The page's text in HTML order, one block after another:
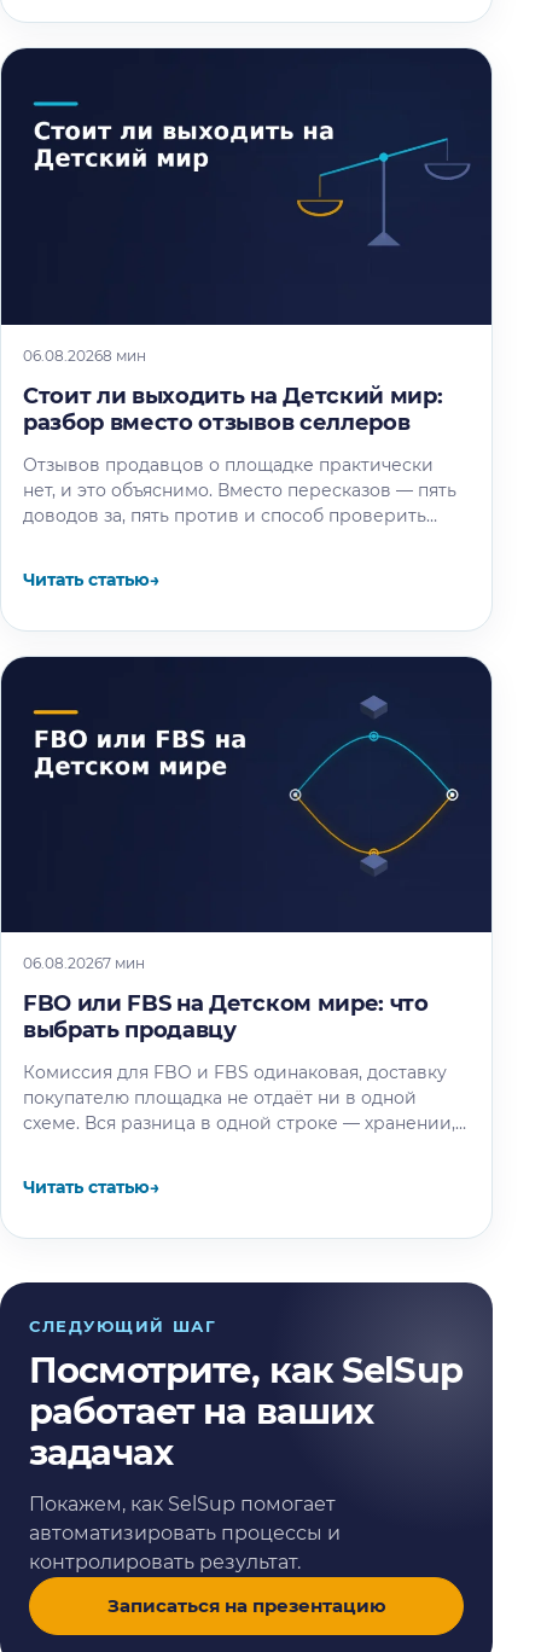
06.08.20268 мин
Стоит ли выходить на Детский мир:
разбор вместо отзывов селлеров
Отзывов продавцов о площадке практически
нет, и это объяснимо. Вместо пересказов — пять
доводов за, пять против и способ проверить
Читать статью→
06.08.20267 мин
FBO или FBS на Детском мире: что
выбрать продавцу
Комиссия для FBO и FBS одинаковая, доставку
покупателю площадка не отдаёт ни в одной
схеме. Вся разница в одной строке — хранении,
Читать статью→
СЛЕДУЮЩИЙ ШАГ
Посмотрите, как SelSup
работает на ваших
задачах
Покажем, как SelSup помогает
автоматизировать процессы и
контролировать результат.
Записаться на презентацию